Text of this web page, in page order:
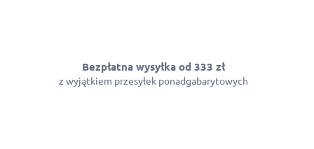
Bezpłatna wysyłka od 333 zł
z wyjątkiem przesyłek ponadgabarytowych